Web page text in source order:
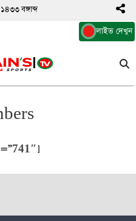
বঙ্গাব্দ
লাইভ দেখুন